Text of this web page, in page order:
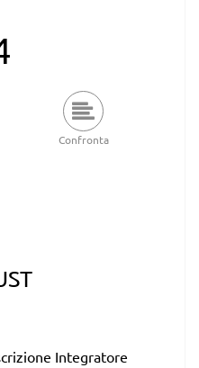
Confronta
Integratore